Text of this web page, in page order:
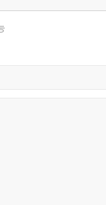
긴 '내가기준'의